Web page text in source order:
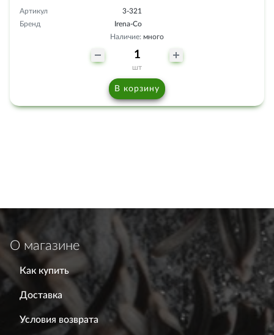
Артикул
3-321
Бренд
Irena-Co
Наличие: много
шт
В корзину
О магазине
Как купить
Доставка
Условия возврата